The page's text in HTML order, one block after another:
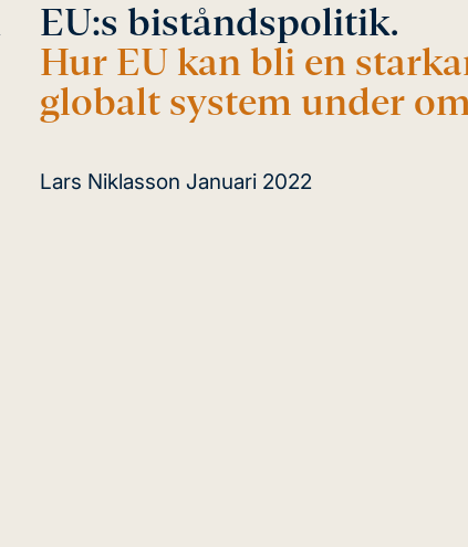
EU:s biståndspolitik.
Hur EU kan bli en
globalt system under
Lars Niklasson Januari 2022